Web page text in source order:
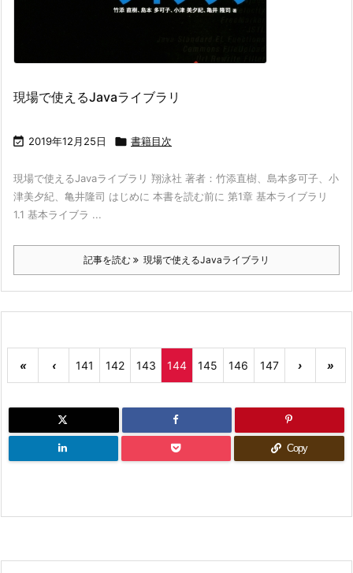
現場で使えるJavaライブラリ
 2019年12月25日  書籍目次
現場で使えるJavaライブラリ 翔泳社 著者：竹添直樹、島本多可子、小
津美夕紀、亀井隆司 はじめに 本書を読む前に 第1章 基本ライブラリ
1.1 基本ライブラ ...
記事を読む 現場で使えるJavaライブラリ
« ‹ 141 142 143 144 145 146 147 › »
Copy